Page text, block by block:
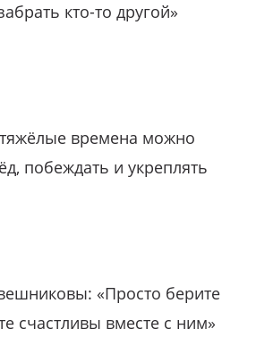
кто-то другой»
времена можно
побеждать и укреплять
«Просто берите
счастливы вместе с ним»